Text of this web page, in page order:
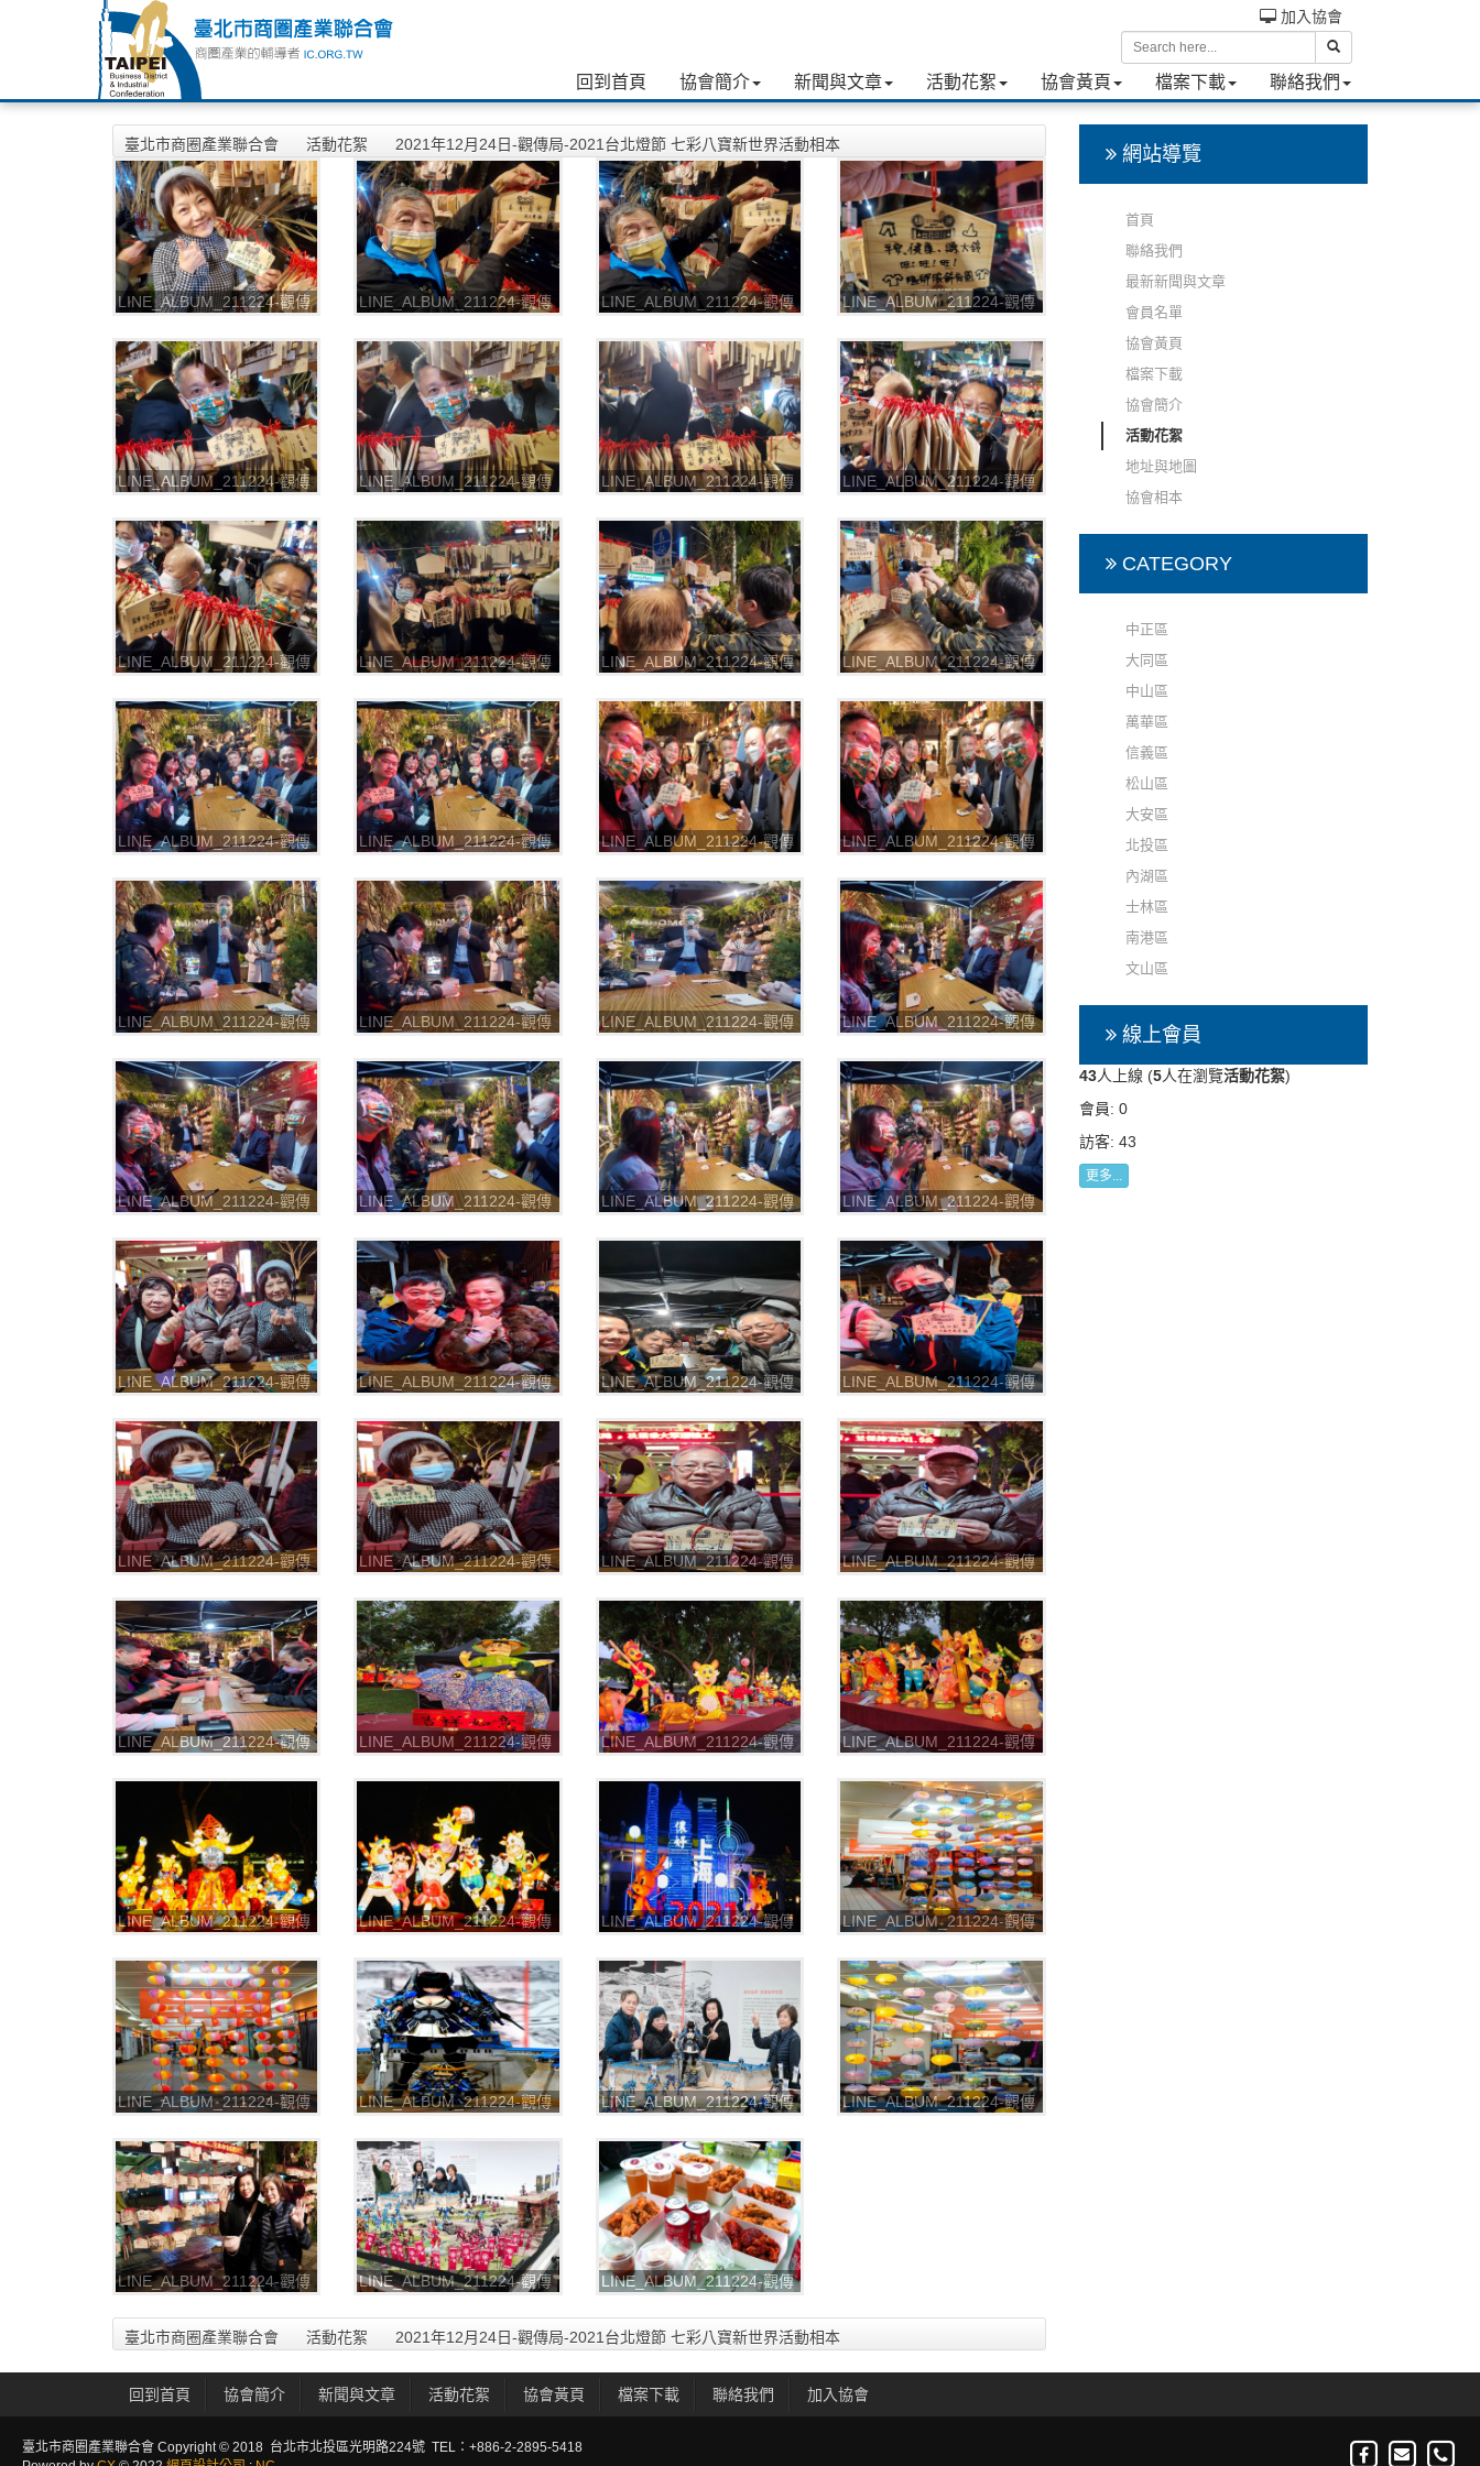
回到首頁 協會簡介 新聞與文章 活動花絮 協會黃頁 檔案下載 聯絡我們
加入協會
臺北市商圈產業聯合會 活動花絮 2021年12月24日-觀傳局-2021台北燈節 七彩八寶新世界活動相本
LINE_ALBUM_211224-觀傳
新世界_211226_0
LINE_ALBUM_211224-觀傳
新世界_211226_1
LINE_ALBUM_211224-觀傳
新世界_211226_2
LINE_ALBUM_211224-觀傳
新世界_211226_3
LINE_ALBUM_211224-觀傳
新世界_211226_4
LINE_ALBUM_211224-觀傳
新世界_211226_5
LINE_ALBUM_211224-觀傳
新世界_211226_6
LINE_ALBUM_211224-觀傳
新世界_211226_7
LINE_ALBUM_211224-觀傳
新世界_211226_8
LINE_ALBUM_211224-觀傳
新世界_211226_9
LINE_ALBUM_211224-觀傳
新世界_211226_10
LINE_ALBUM_211224-觀傳
新世界_211226_11
LINE_ALBUM_211224-觀傳
新世界_211226_12
LINE_ALBUM_211224-觀傳
新世界_211226_13
LINE_ALBUM_211224-觀傳
新世界_211226_14
LINE_ALBUM_211224-觀傳
新世界_211226_15
LINE_ALBUM_211224-觀傳
新世界_211226_16
LINE_ALBUM_211224-觀傳
新世界_211226_17
LINE_ALBUM_211224-觀傳
新世界_211226_18
LINE_ALBUM_211224-觀傳
新世界_211226_19
LINE_ALBUM_211224-觀傳
新世界_211226_20
LINE_ALBUM_211224-觀傳
新世界_211226_21
LINE_ALBUM_211224-觀傳
新世界_211226_22
LINE_ALBUM_211224-觀傳
新世界_211226_23
LINE_ALBUM_211224-觀傳
新世界_211226_24
LINE_ALBUM_211224-觀傳
新世界_211226_25
LINE_ALBUM_211224-觀傳
新世界_211226_26
LINE_ALBUM_211224-觀傳
新世界_211226_27
LINE_ALBUM_211224-觀傳
新世界_211226_28
LINE_ALBUM_211224-觀傳
新世界_211226_29
LINE_ALBUM_211224-觀傳
新世界_211226_30
LINE_ALBUM_211224-觀傳
新世界_211226_31
LINE_ALBUM_211224-觀傳
新世界_211226_32
LINE_ALBUM_211224-觀傳
新世界_211226_33
LINE_ALBUM_211224-觀傳
新世界_211226_34
LINE_ALBUM_211224-觀傳
新世界_211226_35
LINE_ALBUM_211224-觀傳
新世界_211226_36
LINE_ALBUM_211224-觀傳
新世界_211226_37
LINE_ALBUM_211224-觀傳
新世界_211226_38
LINE_ALBUM_211224-觀傳
新世界_211226_39
LINE_ALBUM_211224-觀傳
新世界_211226_40
LINE_ALBUM_211224-觀傳
新世界_211226_41
LINE_ALBUM_211224-觀傳
新世界_211226_42
LINE_ALBUM_211224-觀傳
LINE_ALBUM_211224-觀傳
新世界_211226_44
LINE_ALBUM_211224-觀傳
新世界_211226_45
LINE_ALBUM_211224-觀傳
新世界_211226_46
臺北市商圈產業聯合會 活動花絮 2021年12月24日-觀傳局-2021台北燈節 七彩八寶新世界活動相本
網站導覽
首頁
聯絡我們
最新新聞與文章
會員名單
協會黃頁
檔案下載
協會簡介
活動花絮
地址與地圖
協會相本
CATEGORY
中正區
大同區
中山區
萬華區
信義區
松山區
大安區
北投區
內湖區
士林區
南港區
文山區
線上會員
43人上線 (5人在瀏覽活動花絮)
會員: 0
訪客: 43
更多...
回到首頁 協會簡介 新聞與文章 活動花絮 協會黃頁 檔案下載 聯絡我們 加入協會
臺北市商圈產業聯合會 Copyright © 2018 台北市北投區光明路224號 TEL：+886-2-2895-5418